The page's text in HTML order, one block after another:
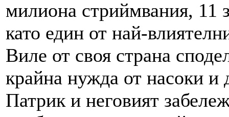
милиона стриймвания, 11
като един от най-
Виле от своя страна
крайна нужда от насоки и
Патрик и неговият